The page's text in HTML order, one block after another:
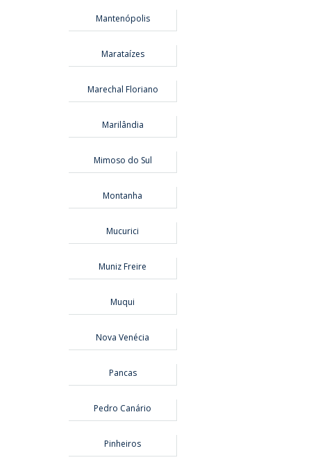
Mantenópolis
Marataízes
Marechal Floriano
Marilândia
Mimoso do Sul
Montanha
Mucurici
Muniz Freire
Muqui
Nova Venécia
Pancas
Pedro Canário
Pinheiros